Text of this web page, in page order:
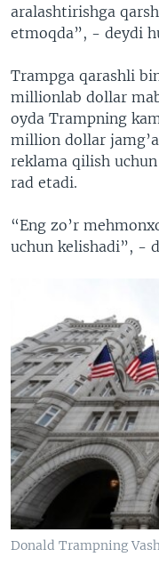
aralashtirishga
etmoqda”, - deydi
Trampga qarashli
millionlab dollar
oyda Trampning
million dollar
reklama qilish
rad etadi.
“Eng zo’r
uchun kelishadi”, -
Donald Trampning